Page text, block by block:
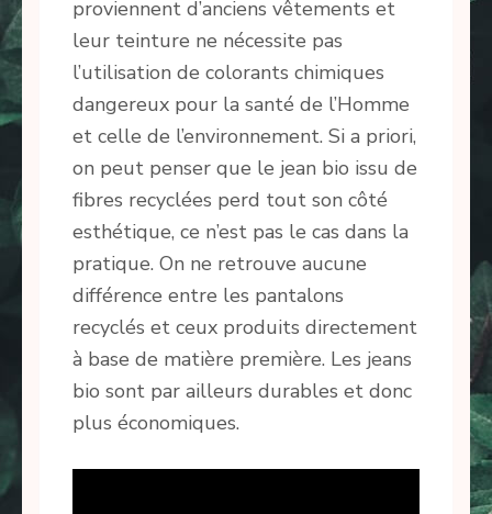
proviennent d’anciens vêtements et
leur teinture ne nécessite pas
l’utilisation de colorants chimiques
dangereux pour la santé de l’Homme
et celle de l’environnement. Si a priori,
on peut penser que le jean bio issu de
fibres recyclées perd tout son côté
esthétique, ce n’est pas le cas dans la
pratique. On ne retrouve aucune
différence entre les pantalons
recyclés et ceux produits directement
à base de matière première. Les jeans
bio sont par ailleurs durables et donc
plus économiques.